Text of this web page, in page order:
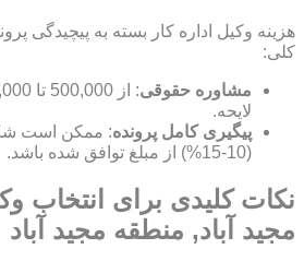
هزینه وکیل اداره کار بسته به پیچیدگی
کلی:
مشاوره حقوقی
لایحه.
پیگیری کامل پرونده: ممکن است
(10-15%) از مبلغ توافق شده باشد.
نکات کلیدی برای انتخاب
مجید آباد, منطقه مجید آباد